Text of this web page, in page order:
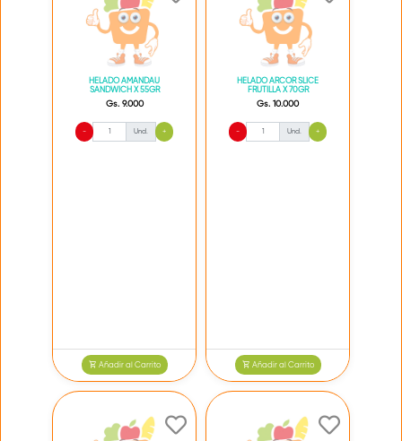
HELADO AMANDAU
SANDWICH X 55GR
Gs. 9.000
- Und. +
Añadir al Carrito
HELADO ARCOR SLICE
FRUTILLA X 70GR
Gs. 10.000
- Und. +
Añadir al Carrito